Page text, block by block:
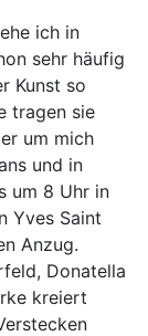
ich in
sehr häufig
Kunst so
tragen sie
um mich
und in
um 8 Uhr in
Yves Saint
Anzug.
Donatella
kreiert